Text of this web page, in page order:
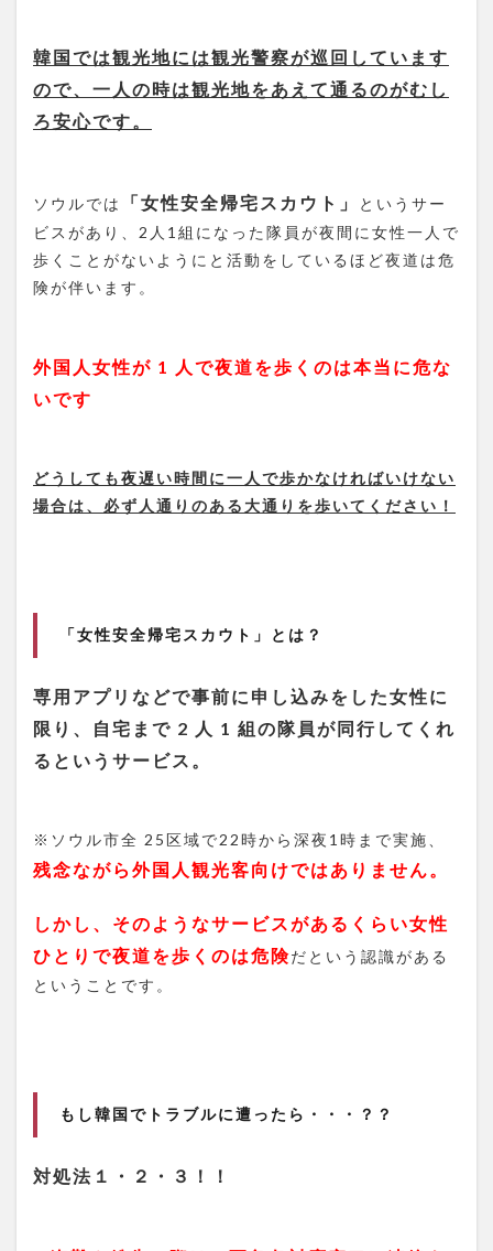
韓国では観光地には観光警察が巡回しています
ので、一人の時は観光地をあえて通るのがむし
ろ安心です。
ソウルでは 「女性安全帰宅スカウト」
というサー
ビスがあり、2人1組になった隊員が夜間に女性一人で
歩くことがないようにと活動をしているほど夜道は危
険が伴います。
外国人女性が 1 人で夜道を歩くのは本当に危な
いです
どうしても夜遅い時間に一人で歩かなければいけない
場合は、必ず人通りのある大通りを歩いてください！
「女性安全帰宅スカウト」とは？
専用アプリなどで事前に申し込みをした女性に
限り、自宅まで 2 人 1 組の隊員が同行してくれ
るというサービス。
※ソウル市全 25区域で22時から深夜1時まで実施、
残念ながら外国人観光客向けではありません。
しかし、そのようなサービスがあるくらい女性
ひとりで夜道を歩くのは危険だという認識がある
ということです。
もし韓国でトラブルに遭ったら・・・？？
対処法１・２・３！！